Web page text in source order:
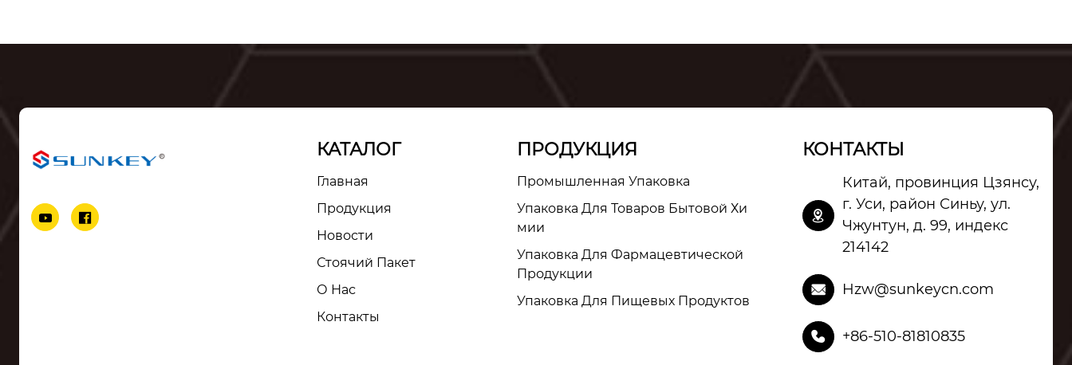
 
КАТАЛОГ
Главная
Продукция
Новости
Стоячий Пакет
О Нас
Контакты
ПРОДУКЦИЯ
Промышленная Упаковка
Упаковка Для Товаров Бытовой Хи
Мии
Упаковка Для Фармацевтической
Продукции
Упаковка Для Пищевых Продуктов
КОНТАКТЫ

Китай, провинция Цзянсу,
г. Уси, район Синьу, ул.
Чжунтун, д. 99, индекс
214142
 Hzw@sunkeycn.com
 +86-510-81810835